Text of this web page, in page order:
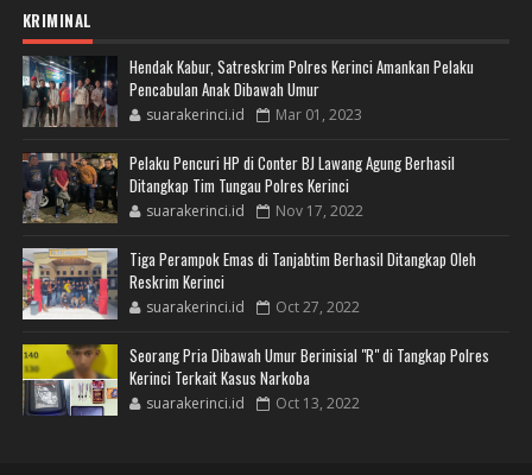
KRIMINAL
Hendak Kabur, Satreskrim Polres Kerinci Amankan Pelaku
Pencabulan Anak Dibawah Umur
suarakerinci.id Mar 01, 2023
Pelaku Pencuri HP di Conter BJ Lawang Agung Berhasil
Ditangkap Tim Tungau Polres Kerinci
suarakerinci.id Nov 17, 2022
Tiga Perampok Emas di Tanjabtim Berhasil Ditangkap Oleh
Reskrim Kerinci
suarakerinci.id Oct 27, 2022
Seorang Pria Dibawah Umur Berinisial "R" di Tangkap Polres
Kerinci Terkait Kasus Narkoba
suarakerinci.id Oct 13, 2022